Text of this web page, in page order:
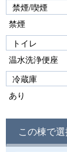
禁煙/喫煙
禁煙
トイレ
温水洗浄便座
冷蔵庫
あり
この棟で